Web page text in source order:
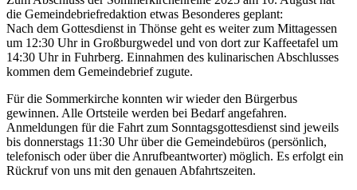
die Gemeindebriefredaktion etwas Besonderes geplant:
Nach dem Gottesdienst in Thönse geht es weiter zum Mittagessen
um 12:30 Uhr in Großburgwedel und von dort zur Kaffeetafel um
14:30 Uhr in Fuhrberg. Einnahmen des kulinarischen Abschlusses
kommen dem Gemeindebrief zugute.
Für die Sommerkirche konnten wir wieder den Bürgerbus
gewinnen. Alle Ortsteile werden bei Bedarf angefahren.
Anmeldungen für die Fahrt zum Sonntagsgottesdienst sind jeweils
bis donnerstags 11:30 Uhr über die Gemeindebüros (persönlich,
telefonisch oder über die Anrufbeantworter) möglich. Es erfolgt ein
Rückruf von uns mit den genauen Abfahrtszeiten.